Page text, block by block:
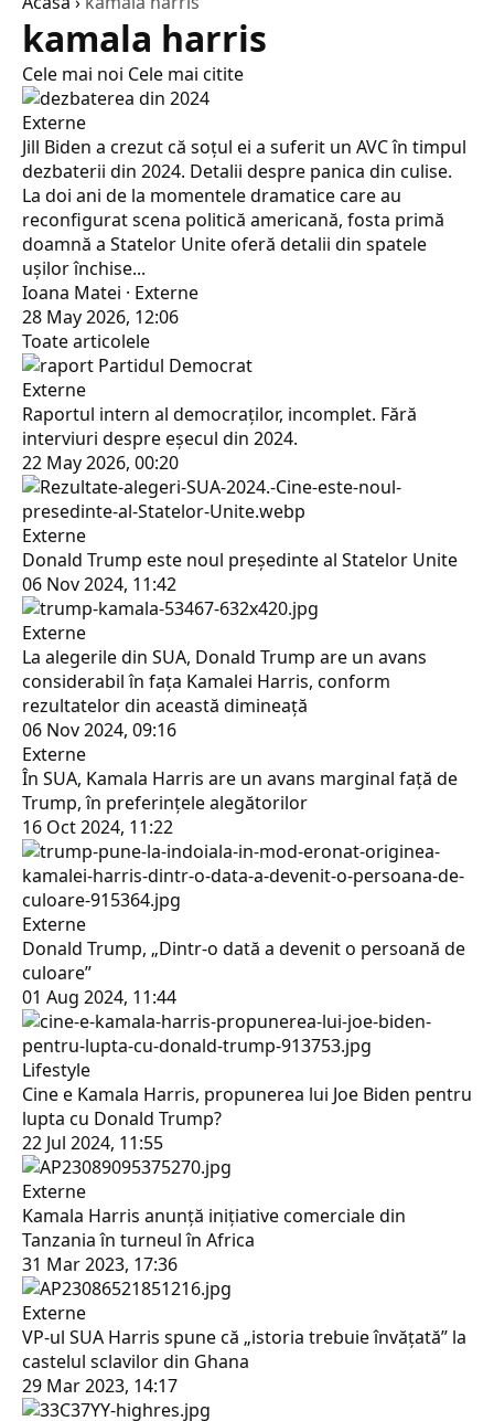
kamala harris
Cele mai noi Cele mai citite
Externe
Jill Biden a crezut că soțul ei a suferit un AVC în timpul
dezbaterii din 2024. Detalii despre panica din culise.
La doi ani de la momentele dramatice care au
reconfigurat scena politică americană, fosta primă
doamnă a Statelor Unite oferă detalii din spatele
ușilor închise...
Ioana Matei · Externe
28 May 2026, 12:06
Toate articolele
Externe
Raportul intern al democraților, incomplet. Fără
interviuri despre eșecul din 2024.
22 May 2026, 00:20
Externe
Donald Trump este noul președinte al Statelor Unite
06 Nov 2024, 11:42
Externe
La alegerile din SUA, Donald Trump are un avans
considerabil în faţa Kamalei Harris, conform
rezultatelor din această dimineaţă
06 Nov 2024, 09:16
Externe
În SUA, Kamala Harris are un avans marginal faţă de
Trump, în preferinţele alegătorilor
16 Oct 2024, 11:22
Externe
Donald Trump, „Dintr-o dată a devenit o persoană de
culoare”
01 Aug 2024, 11:44
Lifestyle
Cine e Kamala Harris, propunerea lui Joe Biden pentru
lupta cu Donald Trump?
22 Jul 2024, 11:55
Externe
Kamala Harris anunță inițiative comerciale din
Tanzania în turneul în Africa
31 Mar 2023, 17:36
Externe
VP-ul SUA Harris spune că „istoria trebuie învățată” la
castelul sclavilor din Ghana
29 Mar 2023, 14:17